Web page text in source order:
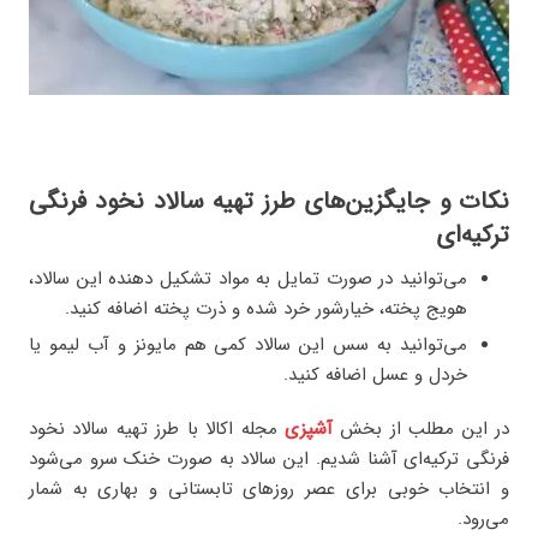
نکات و جایگزین‌های طرز تهیه سالاد نخود فرنگی
ترکیه‌ای
می‌توانید در صورت تمایل به مواد تشکیل دهنده این سالاد،
هویج پخته، خیارشور خرد شده و ذرت پخته اضافه کنید.
می‌توانید به سس این سالاد کمی هم مایونز و آب لیمو یا
خردل و عسل اضافه کنید.
در این مطلب از بخشآشپزی مجله اکالا با طرز تهیه سالاد نخود
فرنگی ترکیه‌ای آشنا شدیم. این سالاد به صورت خنک سرو می‌شود
و انتخاب خوبی برای عصر روزهای تابستانی و بهاری به شمار
می‌رود.